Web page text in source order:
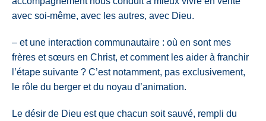
avec soi-même, avec les autres, avec Dieu.
– et une interaction communautaire : où en sont mes
frères et sœurs en Christ, et comment les aider à franchir
l’étape suivante ? C’est notamment, pas exclusivement,
le rôle du berger et du noyau d’animation.
Le désir de Dieu est que chacun soit sauvé, rempli du